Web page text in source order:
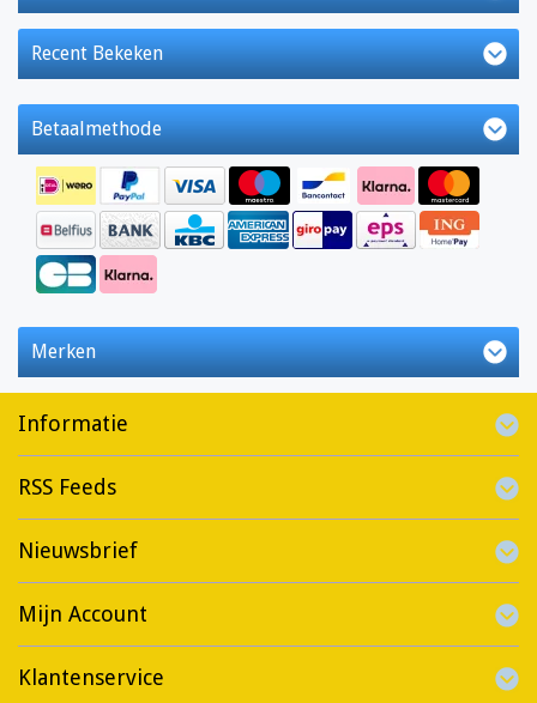
Recent Bekeken
Betaalmethode
Merken
Informatie
RSS Feeds
Nieuwsbrief
Mijn Account
Klantenservice